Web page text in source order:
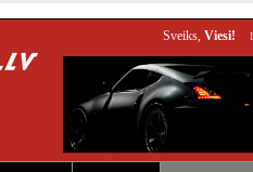
Sveiks, Viesi!